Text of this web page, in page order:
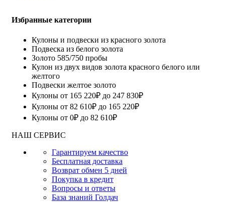
Избранные категории
Кулоны и подвески из красного золота
Подвеска из белого золота
Золото 585/750 пробы
Кулон из двух видов золота красного белого или
желтого
Подвески желтое золото
Кулоны от 165 220₽ до 247 830₽
Кулоны от 82 610₽ до 165 220₽
Кулоны от 0₽ до 82 610₽
НАШ СЕРВИС
Гарантируем качество
Бесплатная доставка
Возврат обмен 5 дней
Покупка в кредит
Вопросы и ответы
База знаний Голдач